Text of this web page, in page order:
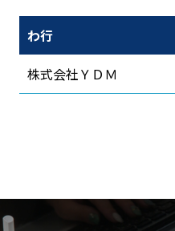
わ行
株式会社ＹＤＭ